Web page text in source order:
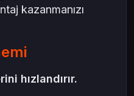
kazanmanızı
hızlandırır.